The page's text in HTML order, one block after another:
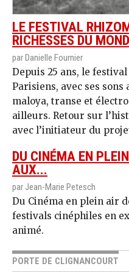
LE FESTIVAL
RICHESSES DU
par Danielle Fournier
Depuis 25 ans, le
Parisiens, avec ses
maloya, transe et
ailleurs. Retour sur
avec l’initiateur du
DU CINÉMA EN
AUX...
par Jean-Marie Petesch
Du Cinéma en plein air
festivals cinéphiles en
animé.
PORTE DE CLIGNANCOURT